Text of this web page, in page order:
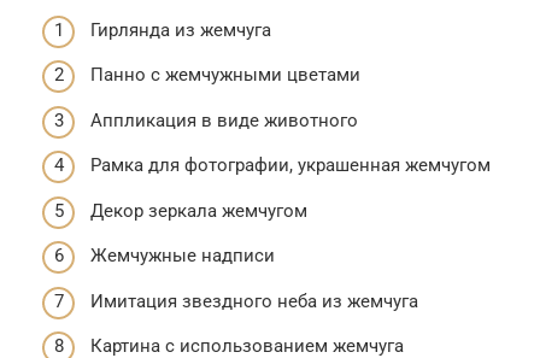
Гирлянда из жемчуга
Панно с жемчужными цветами
Аппликация в виде животного
Рамка для фотографии, украшенная жемчугом
Декор зеркала жемчугом
Жемчужные надписи
Имитация звездного неба из жемчуга
Картина с использованием жемчуга